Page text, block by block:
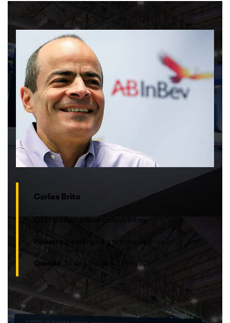
Carlos Brito
CEO da Anheuser-Busch Inbev
Palestra : Liderança em tempos de crise
Quando : 15 de julho, das 21h às 22h